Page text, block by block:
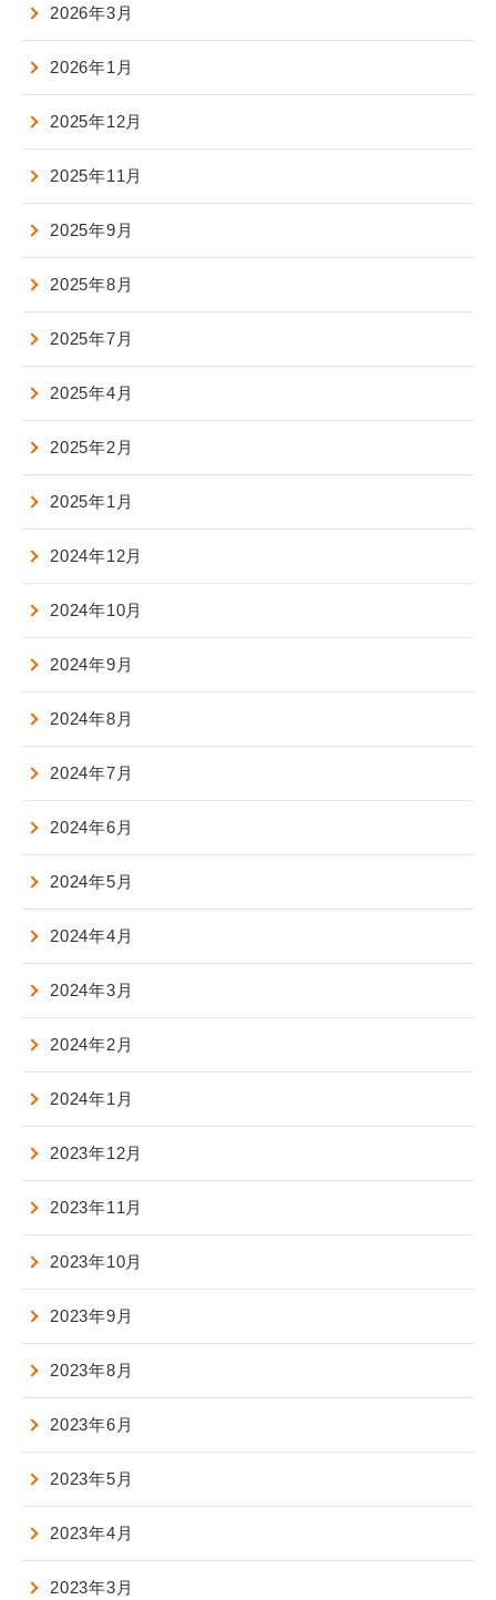
2026年3月
2026年1月
2025年12月
2025年11月
2025年9月
2025年8月
2025年7月
2025年4月
2025年2月
2025年1月
2024年12月
2024年10月
2024年9月
2024年8月
2024年7月
2024年6月
2024年5月
2024年4月
2024年3月
2024年2月
2024年1月
2023年12月
2023年11月
2023年10月
2023年9月
2023年8月
2023年6月
2023年5月
2023年4月
2023年3月